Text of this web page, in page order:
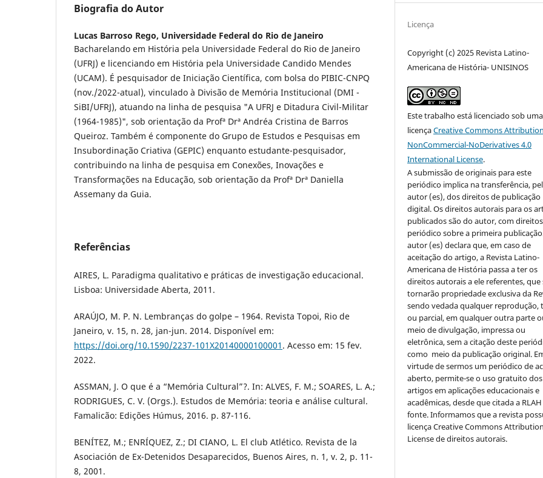
Biografia do Autor
Lucas Barroso Rego, Universidade Federal do Rio de Janeiro
Bacharelando em História pela Universidade Federal do Rio de Janeiro
(UFRJ) e licenciando em História pela Universidade Candido Mendes
(UCAM). É pesquisador de Iniciação Científica, com bolsa do PIBIC-CNPQ
(nov./2022-atual), vinculado à Divisão de Memória Institucional (DMI -
SiBI/UFRJ), atuando na linha de pesquisa "A UFRJ e Ditadura Civil-Militar
(1964-1985)", sob orientação da Profª Drª Andréa Cristina de Barros
Queiroz. Também é componente do Grupo de Estudos e Pesquisas em
Insubordinação Criativa (GEPIC) enquanto estudante-pesquisador,
contribuindo na linha de pesquisa em Conexões, Inovações e
Transformações na Educação, sob orientação da Profª Drª Daniella
Assemany da Guia.
Referências
AIRES, L. Paradigma qualitativo e práticas de investigação educacional.
Lisboa: Universidade Aberta, 2011.
ARAÚJO, M. P. N. Lembranças do golpe – 1964. Revista Topoi, Rio de
Janeiro, v. 15, n. 28, jan-jun. 2014. Disponível em:
https://doi.org/10.1590/2237-101X20140000100001 . Acesso em: 15 fev.
2022.
ASSMAN, J. O que é a “Memória Cultural”?. In: ALVES, F. M.; SOARES, L. A.;
RODRIGUES, C. V. (Orgs.). Estudos de Memória: teoria e análise cultural.
Famalicão: Edições Húmus, 2016. p. 87-116.
BENÍTEZ, M.; ENRÍQUEZ, Z.; DI CIANO, L. El club Atlético. Revista de la
Asociación de Ex-Detenidos Desaparecidos, Buenos Aires, n. 1, v. 2, p. 11-
8, 2001.
Licença
Copyright (c) 2025 Revista Latino-
Americana de História- UNISINOS
Este trabalho está licenciado sob uma
licençaCreative Commons
NonCommercial-NoDerivatives 4.0
International License.
A submissão de originais para este
periódico implica na transferência,
autor (es), dos direitos de publicação
digital. Os direitos autorais para os
publicados são do autor, com
periódico sobre a primeira
autor (es) declara que, em caso de
aceitação do artigo, a Revista Latino-
Americana de História passa a ter os
direitos autorais a ele referentes, que
tornarão propriedade exclusiva da
sendo vedada qualquer reprodução,
ou parcial, em qualquer outra parte
meio de divulgação, impressa ou
eletrônica, sem a citação deste
como meio da publicação original.
virtude de sermos um periódico de
aberto, permite-se o uso gratuito dos
artigos em aplicações educacionais e
acadêmicas, desde que citada a
fonte. Informamos que a revista
licença Creative Commons
License de direitos autorais.